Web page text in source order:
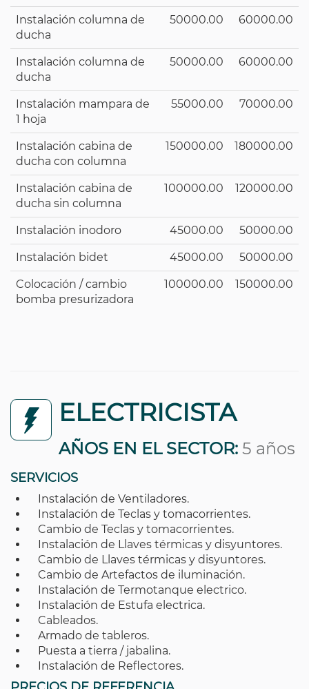
Instalación columna de
ducha
50000.00 60000.00
Instalación columna de
ducha
50000.00 60000.00
Instalación mampara de
1 hoja
55000.00 70000.00
Instalación cabina de
ducha con columna
150000.00 180000.00
Instalación cabina de
ducha sin columna
100000.00 120000.00
Instalación inodoro 45000.00 50000.00
Instalación bidet 45000.00 50000.00
Colocación / cambio
bomba presurizadora
100000.00 150000.00
ELECTRICISTA
AÑOS EN EL SECTOR: 5 años
SERVICIOS
Instalación de Ventiladores.
Instalación de Teclas y tomacorrientes.
Cambio de Teclas y tomacorrientes.
Instalación de Llaves térmicas y disyuntores.
Cambio de Llaves térmicas y disyuntores.
Cambio de Artefactos de iluminación.
Instalación de Termotanque electrico.
Instalación de Estufa electrica.
Cableados.
Armado de tableros.
Puesta a tierra / jabalina.
Instalación de Reflectores.